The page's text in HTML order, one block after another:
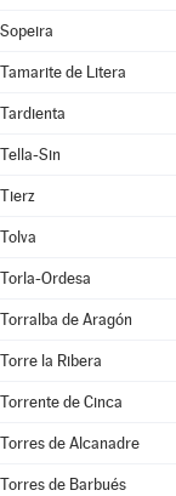
Sopeira
Tamarite de Litera
Tardienta
Tella-Sin
Tierz
Tolva
Torla-Ordesa
Torralba de Aragón
Torre la Ribera
Torrente de Cinca
Torres de Alcanadre
Torres de Barbués